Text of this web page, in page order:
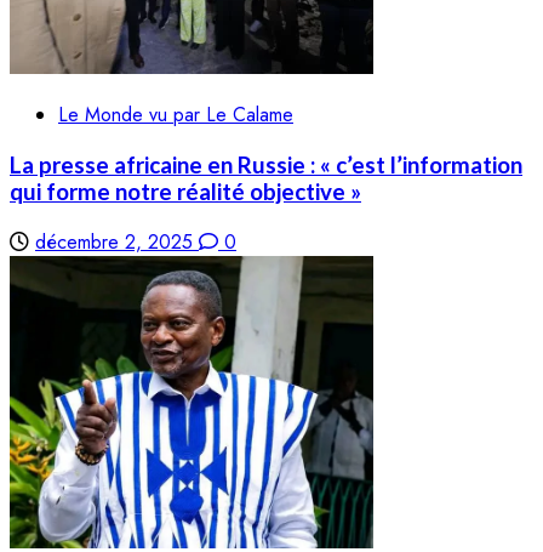
Le Monde vu par Le Calame
La presse africaine en Russie : « c’est l’information
qui forme notre réalité objective »
décembre 2, 2025 0